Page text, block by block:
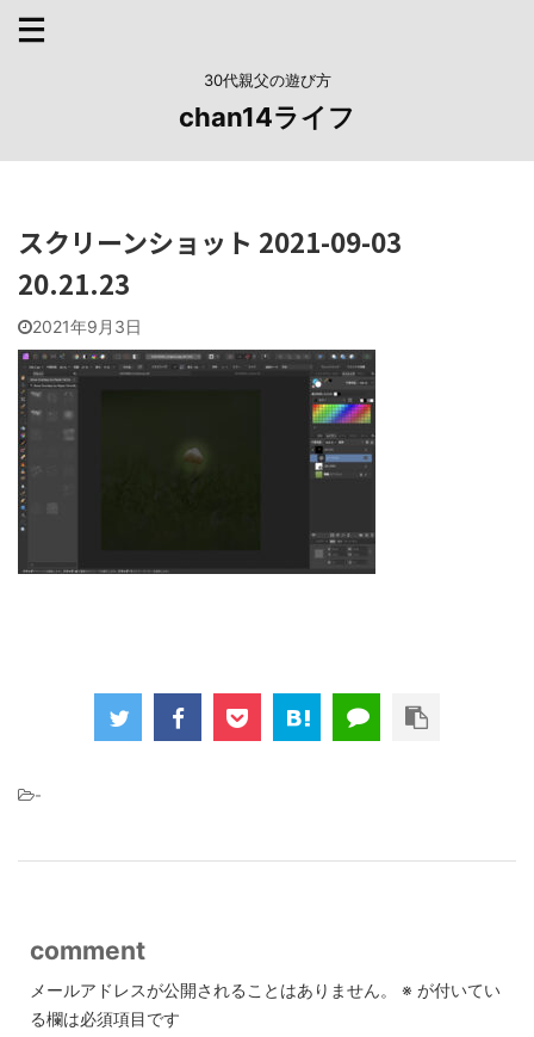
30代親父の遊び方
chan14ライフ
スクリーンショット 2021-09-03
20.21.23
2021年9月3日
-
comment
メールアドレスが公開されることはありません。 ※ が付いてい
る欄は必須項目です